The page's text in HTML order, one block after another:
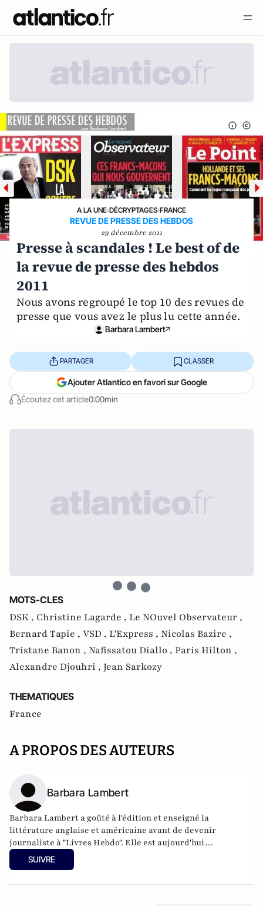
A LA UNE›DÉCRYPTAGES›FRANCE
REVUE DE PRESSE DES HEBDOS
29 décembre 2011
Presse à scandales ! Le best of de
la revue de presse des hebdos
2011
Nous avons regroupé le top 10 des revues de
presse que vous avez le plus lu cette année.
Barbara Lambert
Écoutez cet article0:00min
PARTAGER CLASSER
Ajouter Atlantico en favori sur Google
MOTS-CLES
DSK , Christine Lagarde , Le NOuvel Observateur ,
Bernard Tapie , VSD , L'Express , Nicolas Bazire ,
Tristane Banon , Nafissatou Diallo , Paris Hilton ,
Alexandre Djouhri , Jean Sarkozy
THEMATIQUES
France
A PROPOS DES AUTEURS
Barbara Lambert
Barbara Lambert a goûté à l'édition et enseigné la
littérature anglaise et américaine avant de devenir
journaliste à "Livres Hebdo". Elle est aujourd'hui
responsable des rubriques société/idées d'Atlantico.fr.
SUIVRE